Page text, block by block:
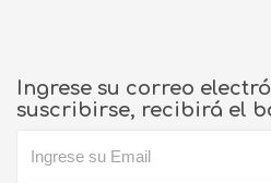
Ingrese su correo
suscribirse, recibirá el